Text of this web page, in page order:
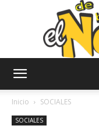
Inicio SOCIALES
SOCIALES